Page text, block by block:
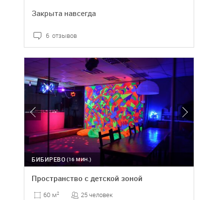
Закрыта навсегда
6 отзывов
(16 МИН.)
БИБИРЕВО
Пространство с детской зоной
60 м2 25 человек